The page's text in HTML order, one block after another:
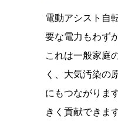
電動アシスト自
要な電力もわず
これは一般家庭
く、大気汚染の
にもつながりま
きく貢献できます